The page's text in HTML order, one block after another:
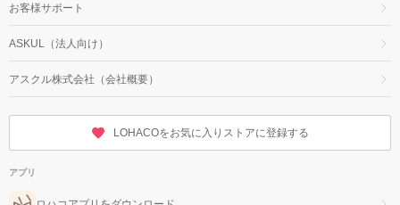
お客様サポート
ASKUL（法人向け）
アスクル株式会社（会社概要）
LOHACOをお気に入りストアに登録する
アプリ